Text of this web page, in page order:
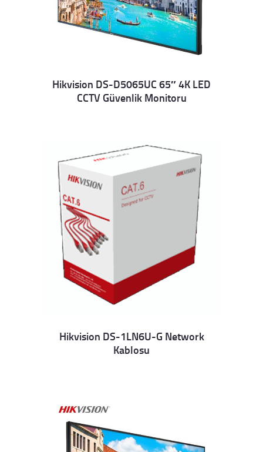
Details
Hikvision DS-D5065UC 65″ 4K LED
CCTV Güvenlik Monitoru
Hikvision DS-1LN6U-G Network
Kablosu